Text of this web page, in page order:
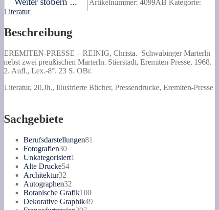
Marterln
nebst
preußischen
Menge
Artikelnummer: 4099AB Kategorie:
Literatur
Beschreibung
EREMITEN-PRESSE – REINIG, Christa. Schwabinger Marterln
nebst zwei preußischen Marterln. Stierstadt, Eremiten-Presse, 1968.
2. Aufl., Lex.-8°. 23 S. OBr.
Literatur, 20.Jh., Illustrierte Bücher, Pressendrucke, Eremiten-Presse
Sachgebiete
Berufsdarstellungen81
Fotografien3030
Produkte
Unkategorisiert1
Alte Drucke5454
Architektur32
Produkte
Autographen32
Produkte
Botanische Grafik100100
Produkte
Dekorative Graphik4949